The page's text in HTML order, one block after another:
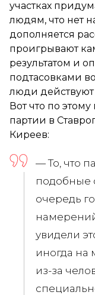
участках
людям, что нет
дополняется
проигрывают
результатом и
подтасовками
люди действуют
Вот что по
партии в
Киреев:
— То, что
подобные
очередь
увидели
иногда на
из-за